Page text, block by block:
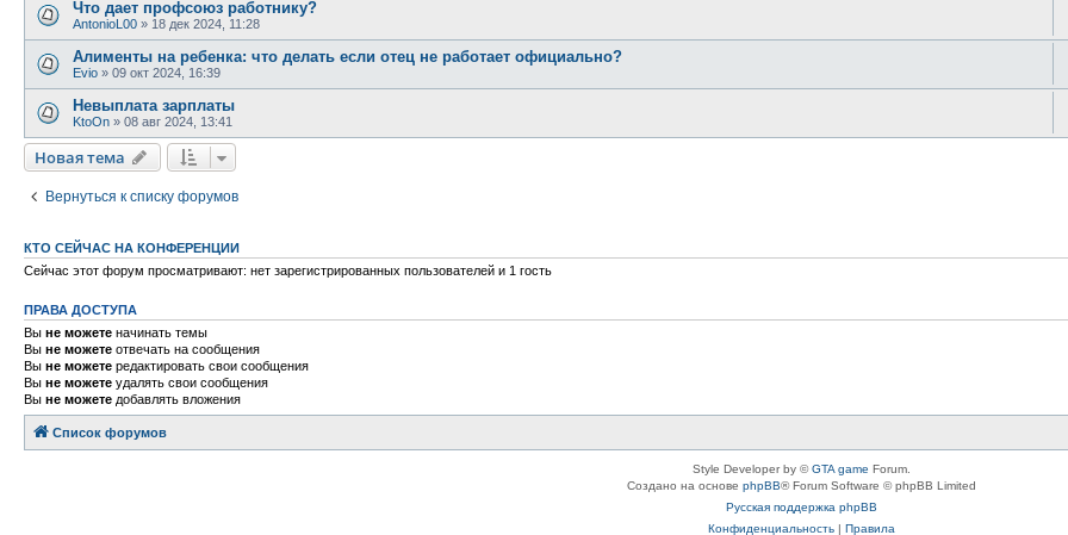
Что дает профсоюз работнику?
AntonioL00 » 18 дек 2024, 11:28
Алименты на ребенка: что делать если отец не работает официально?
Evio » 09 окт 2024, 16:39
Невыплата зарплаты
KtoOn » 08 авг 2024, 13:41
Новая тема
Вернуться к списку форумов
КТО СЕЙЧАС НА КОНФЕРЕНЦИИ
Сейчас этот форум просматривают: нет зарегистрированных пользователей и 1 гость
ПРАВА ДОСТУПА
Вы не можете начинать темы
Вы не можете отвечать на сообщения
Вы не можете редактировать свои сообщения
Вы не можете удалять свои сообщения
Вы не можете добавлять вложения
Список форумов
Style Developer by ©GTA game Forum.
Создано на основе phpBB® Forum Software © phpBB Limited
Русская поддержка phpBB
Конфиденциальность| Правила